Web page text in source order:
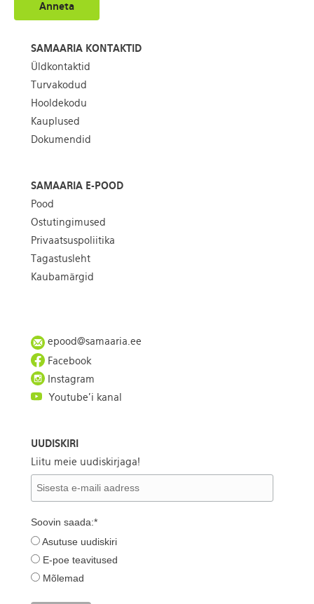
Anneta
SAMAARIA KONTAKTID
Üldkontaktid
Turvakodud
Hooldekodu
Kauplused
Dokumendid
SAMAARIA E-POOD
Pood
Ostutingimused
Privaatsuspoliitika
Tagastusleht
Kaubamärgid
epood@samaaria.ee
Facebook
Instagram
Youtube'i kanal
UUDISKIRI
Liitu meie uudiskirjaga!
Soovin saada:*
Asutuse uudiskiri
E-poe teavitused
Mõlemad